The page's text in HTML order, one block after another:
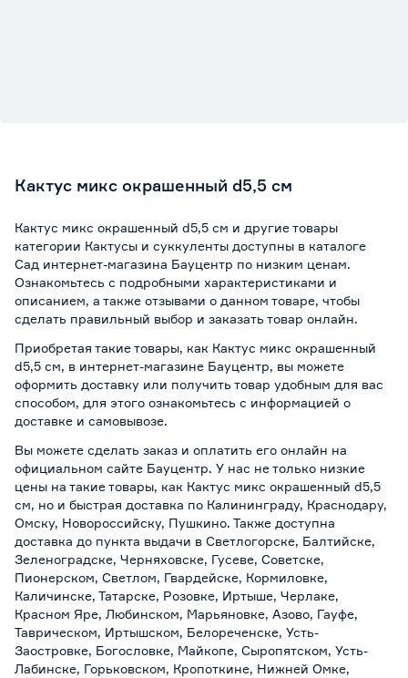
Кактус микс окрашенный d5,5 см
Кактус микс окрашенный d5,5 см и другие товары
категории Кактусы и суккуленты доступны в каталоге
Сад интернет-магазина Бауцентр по низким ценам.
Ознакомьтесь с подробными характеристиками и
описанием, а также отзывами о данном товаре, чтобы
сделать правильный выбор и заказать товар онлайн.
Приобретая такие товары, как Кактус микс окрашенный
d5,5 см, в интернет-магазине Бауцентр, вы можете
оформить доставку или получить товар удобным для вас
способом, для этого ознакомьтесь с информацией о
доставке и самовывозе.
Вы можете сделать заказ и оплатить его онлайн на
официальном сайте Бауцентр. У нас не только низкие
цены на такие товары, как Кактус микс окрашенный d5,5
см, но и быстрая доставка по Калининграду, Краснодару,
Омску, Новороссийску, Пушкино. Также доступна
доставка до пункта выдачи в Светлогорске, Балтийске,
Зеленоградске, Черняховске, Гусеве, Советске,
Пионерском, Светлом, Гвардейске, Кормиловке,
Каличинске, Татарске, Розовке, Иртыше, Черлаке,
Красном Яре, Любинском, Марьяновке, Азово, Гауфе,
Таврическом, Иртышском, Белореченске, Усть-
Заостровке, Богословке, Майкопе, Сыропятском, Усть-
Лабинске, Горьковском, Кропоткине, Нижней Омке,